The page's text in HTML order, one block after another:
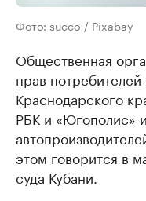
Фото: succo / Pixabay
Общественная
прав
Краснодарского
РБК и «Югополис»
этом говорится в
суда Кубани.